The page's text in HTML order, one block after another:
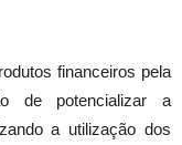
financeiros pela
de potencializar a
a utilização dos